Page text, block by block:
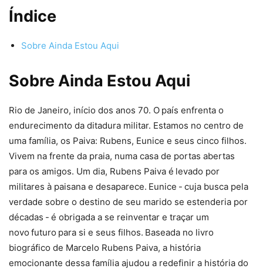
Índice
Sobre Ainda Estou Aqui
Sobre Ainda Estou Aqui
Rio de Janeiro, início dos anos 70. O país enfrenta o
endurecimento da ditadura militar. Estamos no centro de
uma família, os Paiva: Rubens, Eunice e seus cinco filhos.
Vivem na frente da praia, numa casa de portas abertas
para os amigos. Um dia, Rubens Paiva é levado por
militares à paisana e desaparece. Eunice - cuja busca pela
verdade sobre o destino de seu marido se estenderia por
décadas - é obrigada a se reinventar e traçar um
novo futuro para si e seus filhos. Baseada no livro
biográfico de Marcelo Rubens Paiva, a história
emocionante dessa família ajudou a redefinir a história do